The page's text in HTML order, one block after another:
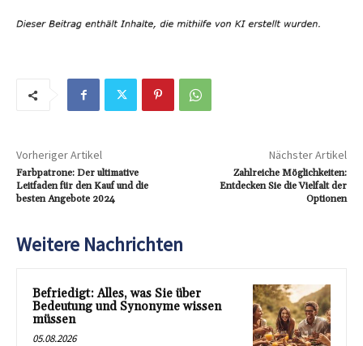
Vorheriger Artikel
Farbpatrone: Der ultimative
Leitfaden für den Kauf und die
besten Angebote 2024
Nächster Artikel
Zahlreiche Möglichkeiten:
Entdecken Sie die Vielfalt der
Optionen
Weitere Nachrichten
Befriedigt: Alles, was Sie über
Bedeutung und Synonyme wissen
müssen
05.08.2026